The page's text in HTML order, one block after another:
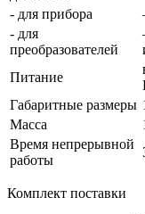
- для прибора
- для
преобразователей
Питание
Габаритные размеры
Масса
Время непрерывной
работы
Комплект поставки